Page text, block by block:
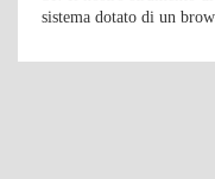
sistema dotato di un